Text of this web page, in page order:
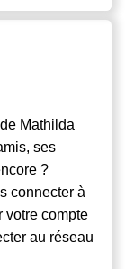
de Mathilda
ses
?
connecter à
votre compte
au réseau